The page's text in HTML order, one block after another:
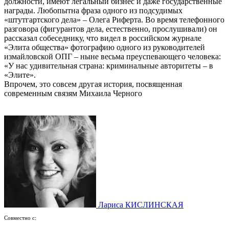
награды. Любопытна фраза одного из подсудимых
«штутгартского дела» – Олега Риферта. Во время телефонного
разговора (фигурантов дела, естественно, прослушивали) он
рассказал собеседнику, что видел в российском журнале
«Элита общества» фотографию одного из руководителей
измайловской ОПГ – ныне весьма преуспевающего человека:
«У нас удивительная страна: криминальные авторитеты – в
«Элите».
Впрочем, это совсем другая история, посвященная
современным связям Михаила Черного
Лариса КИСЛИНСКАЯ
Совместно с: